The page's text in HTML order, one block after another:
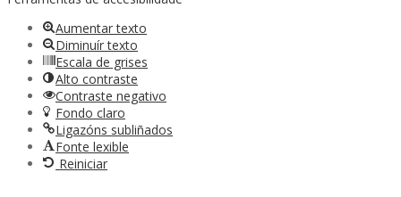
Aumentar texto
Diminuír texto
Escala de grises
Alto contraste
Contraste negativo
Fondo claro
Ligazóns subliñados
Fonte lexible
Reiniciar